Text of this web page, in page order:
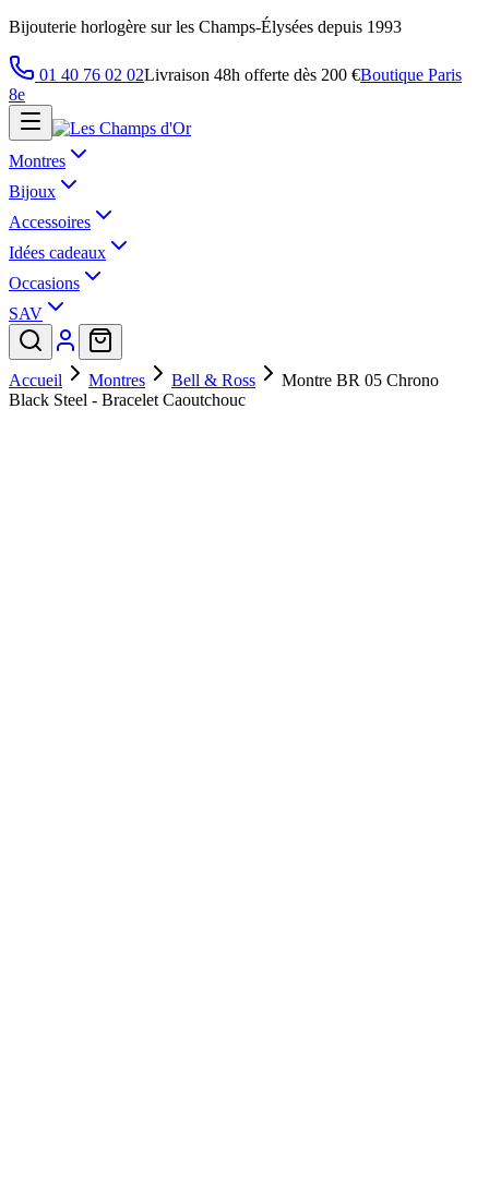
Bijouterie horlogère sur les Champs-Élysées depuis 1993
01 40 76 02 02Livraison 48h offerte dès 200 €Boutique Paris
8e
Montres
Bijoux
Accessoires
Idées cadeaux
Occasions
SAV
Accueil Montres Bell & Ross
Montre BR 05 Chrono
Black Steel - Bracelet Caoutchouc